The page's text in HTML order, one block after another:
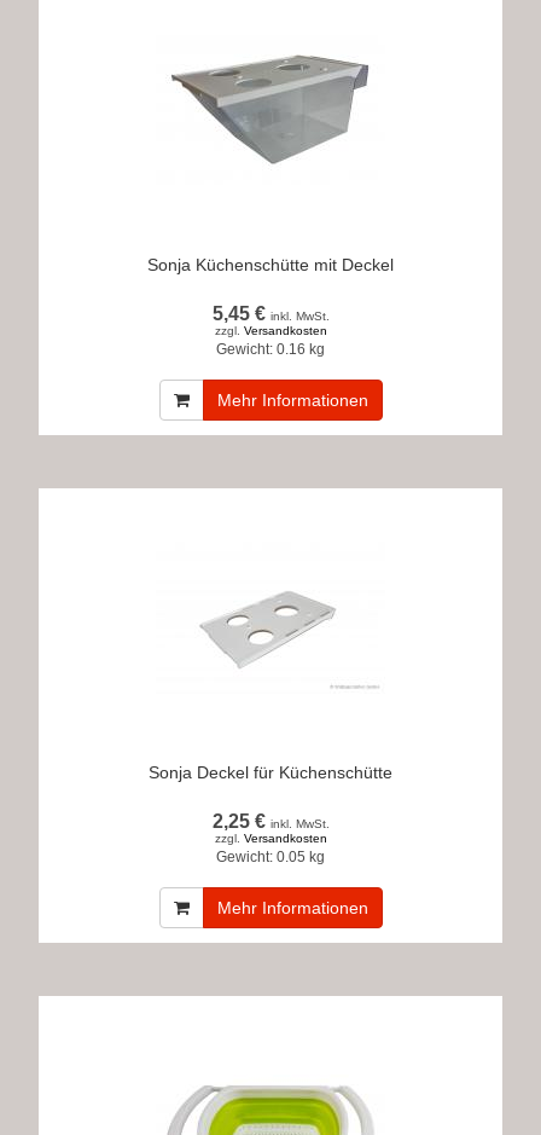
Sonja Küchenschütte mit Deckel
5,45 € inkl. MwSt.
zzgl. Versandkosten
Gewicht: 0.16 kg
Mehr Informationen
Sonja Deckel für Küchenschütte
2,25 € inkl. MwSt.
zzgl. Versandkosten
Gewicht: 0.05 kg
Mehr Informationen